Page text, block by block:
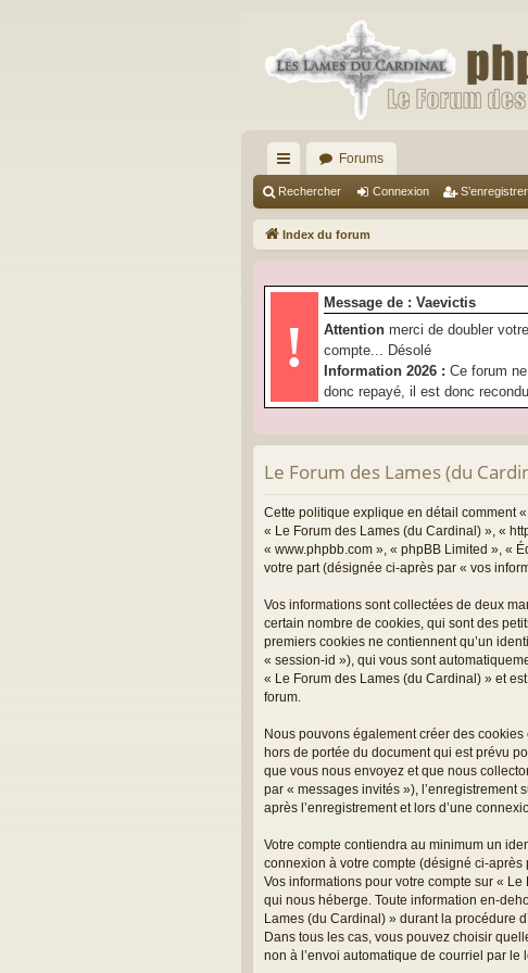
cc
ès
pi
Forums
Rechercher Connexion S’enregistrer
Index du forum
!
Message de : Vaevictis
Attention merci de doubler
compte... Désolé
Information 2026 : Ce forum
donc repayé, il est donc
Le Forum des Lames (du
Cette politique explique en détail comment
« Le Forum des Lames (du Cardinal) », «
« www.phpbb.com », « phpBB Limited », «
votre part (désignée ci-après par « vos
Vos informations sont collectées de deux
certain nombre de cookies, qui sont des
premiers cookies ne contiennent qu’un
« session-id »), qui vous sont
« Le Forum des Lames (du Cardinal) » et
forum.
Nous pouvons également créer des
hors de portée du document qui est prévu
que vous nous envoyez et que nous
par « messages invités »),
après l’enregistrement et lors d’une
Votre compte contiendra au minimum un
connexion à votre compte (désigné ci-
Vos informations pour votre compte sur «
qui nous héberge. Toute information en-
Lames (du Cardinal) » durant la procédure
Dans tous les cas, vous pouvez choisir
non à l’envoi automatique de courriel par le